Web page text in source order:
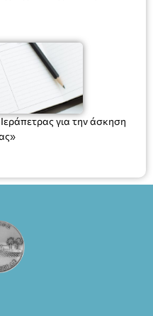
πράξεις και
για την άσκηση